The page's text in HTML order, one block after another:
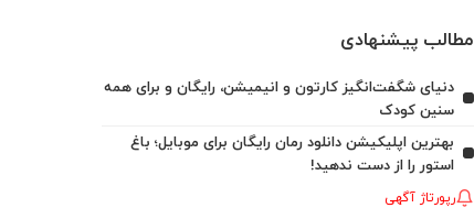
مطالب پیشنهادی
دنیای شگفت‌انگیز کارتون و انیمیشن، رایگان و برای همه
سنین کودک
بهترین اپلیکیشن دانلود رمان رایگان برای موبایل؛ باغ
استور را از دست ندهید!
رپورتاژ آگهی